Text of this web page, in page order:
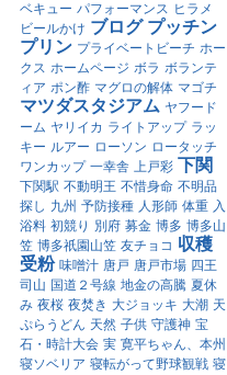
ベキュー パフォーマンス ヒラメ
ビールかけ ブログ プッチン
プリン プライベートビーチ ホー
クス ホームページ ボラ ボランテ
ィア ポン酢 マグロの解体 マゴチ
マツダスタジアム ヤフード
ーム ヤリイカ ライトアップ ラッ
キー ルアー ローソン ロータッチ
ワンカップ 一幸舎 上戸彩 下関
下関駅 不動明王 不惜身命 不明品
探し 九州 予防接種 人形師 体重 入
浴料 初競り 別府 募金 博多 博多山
笠 博多祇園山笠 友チョコ 収穫
受粉 味噌汁 唐戸 唐戸市場 四王
司山 国道２号線 地金の高騰 夏休
み 夜桜 夜焚き 大ジョッキ 大潮 天
ぷらうどん 天然 子供 守護神 宝
石・時計大会 実 寛平ちゃん、本州
寝ソベリア 寝転がって野球観戦 寝